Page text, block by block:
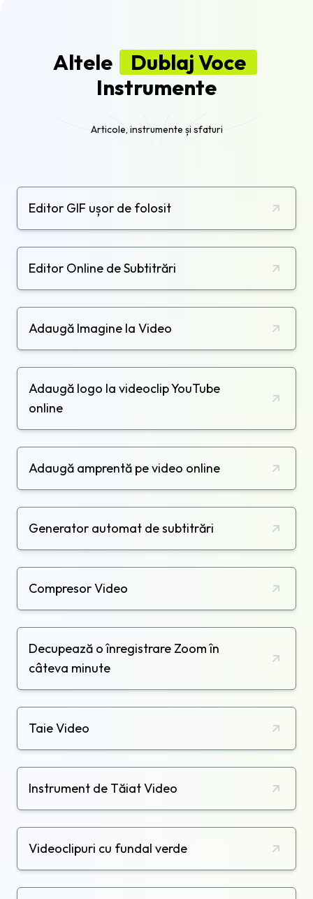
Altele
Dublaj Voce
Instrumente
Articole, instrumente și sfaturi
Editor GIF ușor de folosit
Editor Online de Subtitrări
Adaugă Imagine la Video
Adaugă logo la videoclip YouTube
online
Adaugă amprentă pe video online
Generator automat de subtitrări
Compresor Video
Decupează o înregistrare Zoom în
câteva minute
Taie Video
Instrument de Tăiat Video
Videoclipuri cu fundal verde